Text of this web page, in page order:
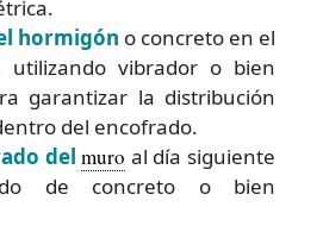
hormigón o concreto en el
utilizando vibrador o bien
garantizar la distribución
del encofrado.
delmuro al día siguiente
de concreto o bien